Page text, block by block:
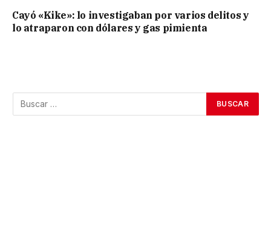
Cayó «Kike»: lo investigaban por varios delitos y
lo atraparon con dólares y gas pimienta